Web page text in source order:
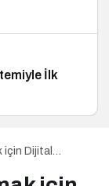
İlk
için Dijital